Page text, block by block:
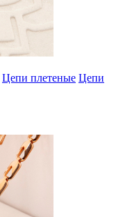
Цепи плетеные Цепи